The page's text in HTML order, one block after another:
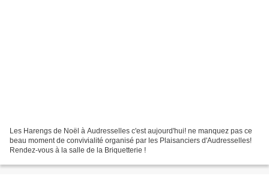
Les Harengs de Noël à Audresselles c'est aujourd'hui! ne manquez pas ce
beau moment de convivialité organisé par les Plaisanciers d'Audresselles!
Rendez-vous à la salle de la Briquetterie !